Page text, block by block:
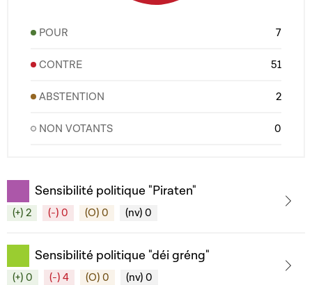
POUR 7
CONTRE 51
ABSTENTION 2
NON VOTANTS 0
Sensibilité politique "Piraten"
(+) 2 (-) 0 (O) 0 (nv) 0
Sensibilité politique "déi gréng"
(+) 0 (-) 4 (O) 0 (nv) 0